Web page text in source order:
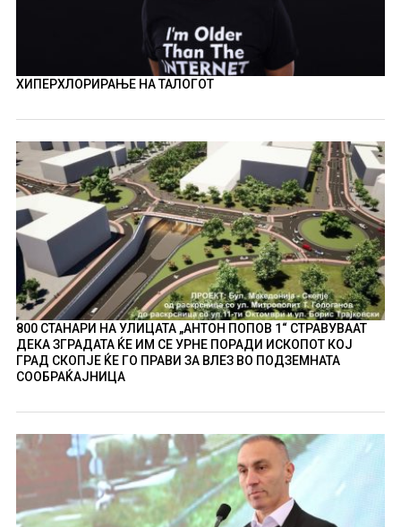
ХИПЕРХЛОРИРАЊЕ НА ТАЛОГОТ
800 СТАНАРИ НА УЛИЦАТА „АНТОН ПОПОВ 1“ СТРАВУВААТ
ДЕКА ЗГРАДАТА ЌЕ ИМ СЕ УРНЕ ПОРАДИ ИСКОПОТ КОЈ
ГРАД СКОПЈЕ ЌЕ ГО ПРАВИ ЗА ВЛЕЗ ВО ПОДЗЕМНАТА
СООБРАЌАЈНИЦА